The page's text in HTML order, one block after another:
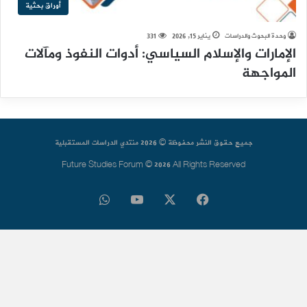
أوراق بحثية
وحدة البحوث والدراسات يناير 15, 2026 331
الإمارات والإسلام السياسي: أدوات النفوذ ومآلات
المواجهة
جميع حقوق النشر محفوظة © 2026 منتدي الدراسات المستقبلية
Future Studies Forum © 2026 All Rights Reserved
فيسبوك ‫YouTube